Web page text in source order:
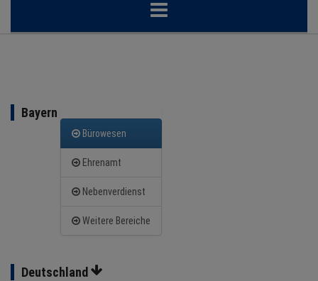
NEWS
Bayern
Bürowesen
Ehrenamt
Nebenverdienst
Weitere Bereiche
Deutschland